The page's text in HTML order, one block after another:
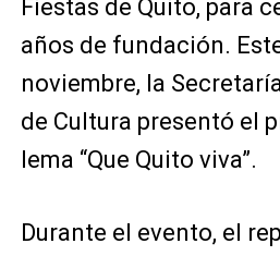
Fiestas de Quito, para
años de fundación.
noviembre, la
de Cultura presentó el
lema “Que Quito viva”.
Durante el evento, el